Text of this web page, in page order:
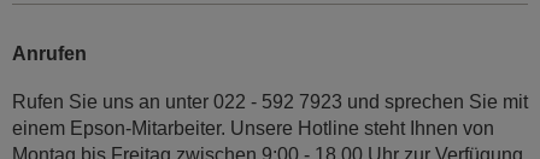
Anrufen
Rufen Sie uns an unter 022 - 592 7923 und sprechen Sie mit
einem Epson-Mitarbeiter. Unsere Hotline steht Ihnen von